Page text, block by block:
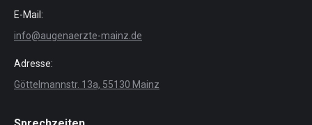
E-Mail:
info@augenaerzte-mainz.de
Adresse:
Göttelmannstr. 13a, 55130 Mainz